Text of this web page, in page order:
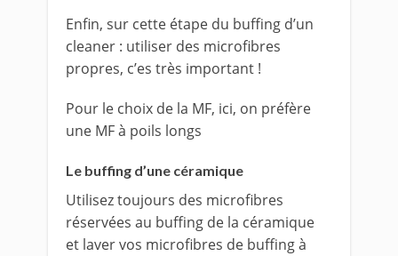
Enfin, sur cette étape du buffing d’un
cleaner : utiliser des microfibres
propres, c’es très important !
Pour le choix de la MF, ici, on préfère
une MF à poils longs
Le buffing d’une céramique
Utilisez toujours des microfibres
réservées au buffing de la céramique
et laver vos microfibres de buffing à